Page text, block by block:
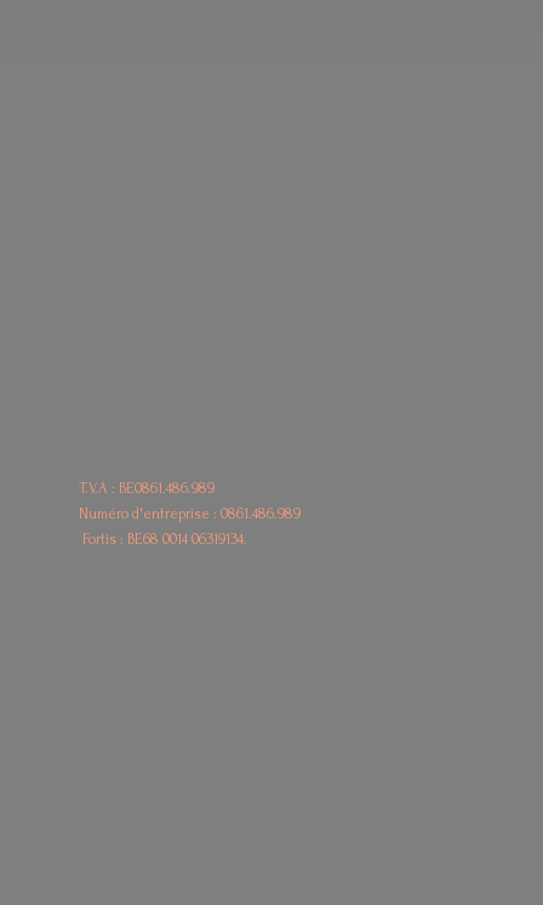
T.V.A : BE0861.486.989
Numéro d'entreprise : 0861.486.989
Fortis : BE680014 06319134.